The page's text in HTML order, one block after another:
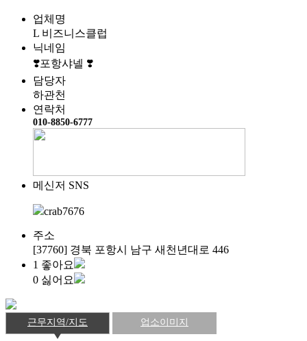
업체명
L 비즈니스클럽
닉네임
❣️포항샤넬 ❣️
담당자
하관천
연락처
010-8850-6777
메신저 SNS
crab7676
주소
[37760] 경북 포항시 남구 새천년대로 446
1 좋아요
0 싫어요
근무지역/지도 업소이미지